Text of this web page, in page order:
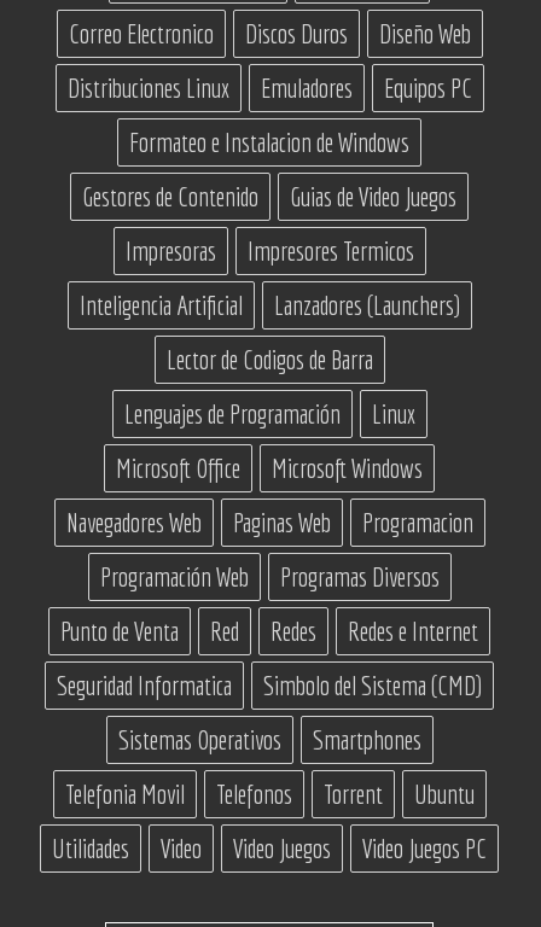
Correo Electronico
Discos Duros
Diseño Web
Distribuciones Linux
Emuladores
Equipos PC
Formateo e Instalacion de Windows
Gestores de Contenido
Guias de Video Juegos
Impresoras
Impresores Termicos
Inteligencia Artificial
Lanzadores (Launchers)
Lector de Codigos de Barra
Lenguajes de Programación
Linux
Microsoft Office
Microsoft Windows
Navegadores Web
Paginas Web
Programacion
Programación Web
Programas Diversos
Punto de Venta
Red Redes
Redes e Internet
Seguridad Informatica
Simbolo del Sistema (CMD)
Sistemas Operativos
Smartphones
Telefonia Movil
Telefonos Torrent
Ubuntu
Utilidades
Video Video Juegos Video Juegos PC